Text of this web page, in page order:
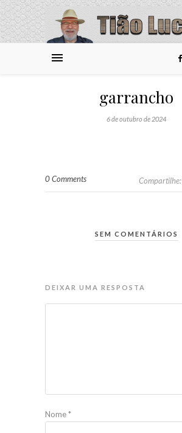
garrancho
6 de outubro de 2024
0 Comments Compartilhe:
SEM COMENTÁRIOS
DEIXAR UMA RESPOSTA
Nome*